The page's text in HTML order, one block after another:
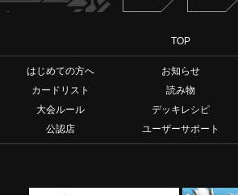
TOP
はじめての方へ お知らせ
カードリスト
読み物
大会ルール
デッキレシピ
公認店
ユーザーサポート